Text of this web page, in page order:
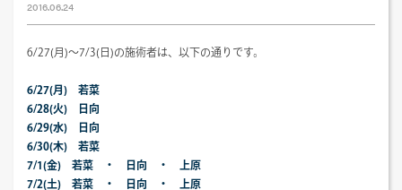
2016.06.24
6/27(月)～7/3(日)の施術者は、以下の通りです。
6/27(月) 若菜
6/28(火) 日向
6/29(水) 日向
6/30(木) 若菜
7/1(金) 若菜 ・ 日向 ・ 上原
7/2(土) 若菜 ・ 日向 ・ 上原